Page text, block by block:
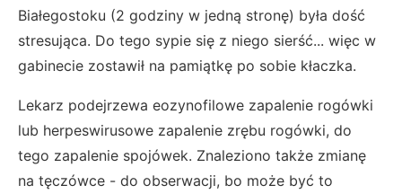
Białegostoku (2 godziny w jedną stronę) była dość
stresująca. Do tego sypie się z niego sierść... więc w
gabinecie zostawił na pamiątkę po sobie kłaczka.
Lekarz podejrzewa eozynofilowe zapalenie rogówki
lub herpeswirusowe zapalenie zrębu rogówki, do
tego zapalenie spojówek. Znaleziono także zmianę
na tęczówce - do obserwacji, bo może być to